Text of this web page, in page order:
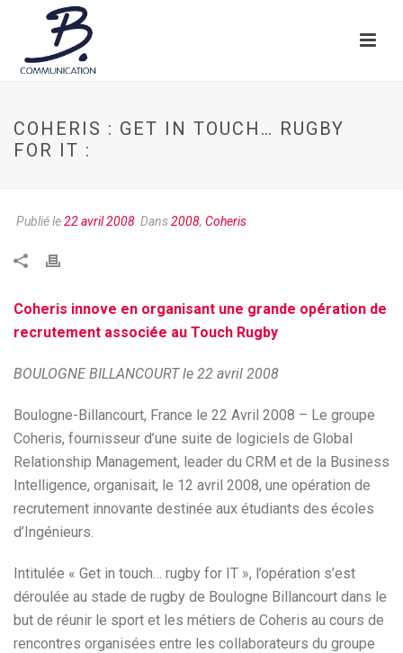
COHERIS : GET IN TOUCH… RUGBY
FOR IT :
Publié le22 avril 2008 Dans2008, Coheris
Coheris innove en organisant une grande opération de
recrutement associée au Touch Rugby
BOULOGNE BILLANCOURT le 22 avril 2008
Boulogne-Billancourt, France le 22 Avril 2008 – Le groupe
Coheris, fournisseur d’une suite de logiciels de Global
Relationship Management, leader du CRM et de la Business
Intelligence, organisait, le 12 avril 2008, une opération de
recrutement innovante destinée aux étudiants des écoles
d’Ingénieurs.
Intitulée « Get in touch… rugby for IT », l’opération s’est
déroulée au stade de rugby de Boulogne Billancourt dans le
but de réunir le sport et les métiers de Coheris au cours de
rencontres organisées entre les collaborateurs du groupe